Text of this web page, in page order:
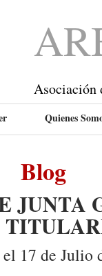
Asociación
Quienes
Blog
JUNTA
17 de Julio